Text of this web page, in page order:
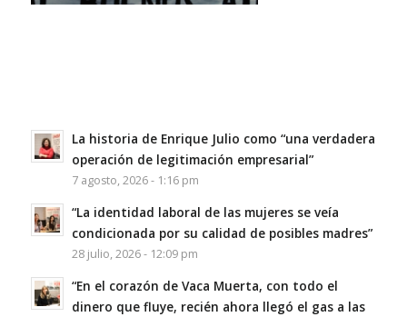
La historia de Enrique Julio como “una verdadera
operación de legitimación empresarial”
7 agosto, 2026 - 1:16 pm
“La identidad laboral de las mujeres se veía
condicionada por su calidad de posibles madres”
28 julio, 2026 - 12:09 pm
“En el corazón de Vaca Muerta, con todo el
dinero que fluye, recién ahora llegó el gas a las